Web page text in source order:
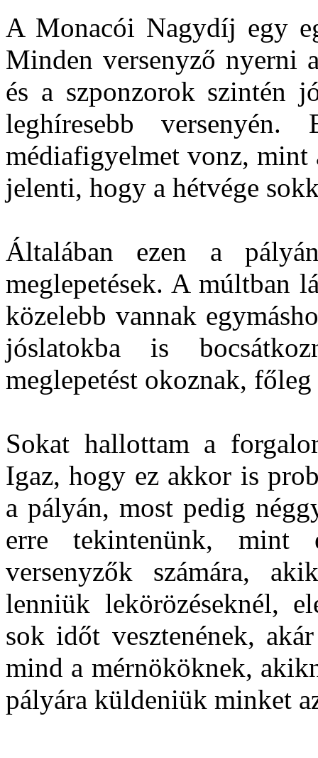
A Monacói Nagydíj egy
Minden versenyző nyerni
és a szponzorok szintén
leghíresebb
médiafigyelmet vonz, mint
jelenti, hogy a hétvége
Általában ezen a
meglepetések. A múltban
közelebb vannak
jóslatokba is
meglepetést okoznak,
Sokat hallottam a
Igaz, hogy ez akkor is
a pályán, most pedig
erre tekintenünk,
versenyzők számára,
lenniük lekörözéseknél,
sok időt vesztenének,
mind a mérnököknek,
pályára küldeniük minket